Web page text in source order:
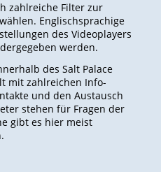
zahlreiche Filter zur
Englischsprachige
des Videoplayers
werden.
des Salt Palace
mit zahlreichen Info-
und den Austausch
stehen für Fragen der
gibt es hier meist